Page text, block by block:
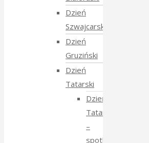
Dzień
Szwajcarski
Dzień
Gruziński
Dzień
Tatarski
Dzień
Tatarski
–
spotkanie